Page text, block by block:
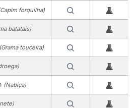
forquilha)
batatais)
(Grama touceira)
(Nabiça)